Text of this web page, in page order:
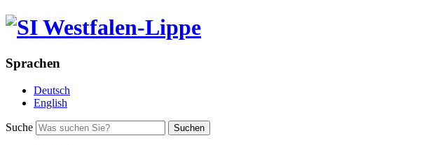
Sprachen
Deutsch
English
Suche Suchen